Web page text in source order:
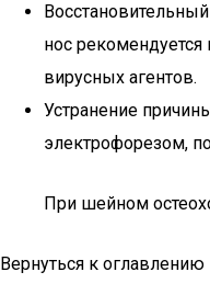
нос
вирусных агентов.
Устранение
электрофорезом,
При шейном
Вернуться к оглавлению